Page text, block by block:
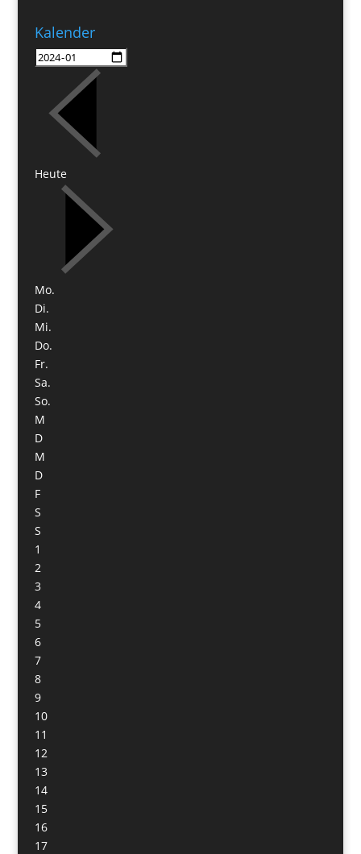
Kalender
Heute
Mo.
Di.
Mi.
Do.
Fr.
Sa.
So.
M
D
M
D
F
S
S
1
2
3
4
5
6
7
8
9
10
11
12
13
14
15
16
17